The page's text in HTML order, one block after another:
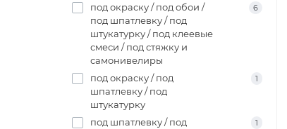
под окраску / под обои /
под шпатлевку / под
штукатурку / под клеевые
смеси / под стяжку и
самонивелиры
6
под окраску / под
шпатлевку / под
штукатурку
1
под шпатлевку / под
1